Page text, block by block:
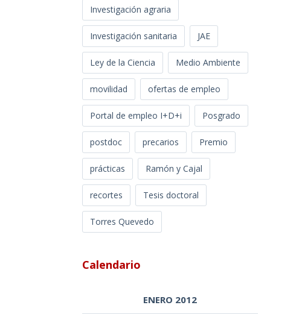
Investigación agraria
Investigación sanitaria JAE
Ley de la Ciencia Medio Ambiente
movilidad ofertas de empleo
Portal de empleo I+D+i Posgrado
postdoc precarios Premio
prácticas Ramón y Cajal
recortes Tesis doctoral
Torres Quevedo
Calendario
ENERO 2012